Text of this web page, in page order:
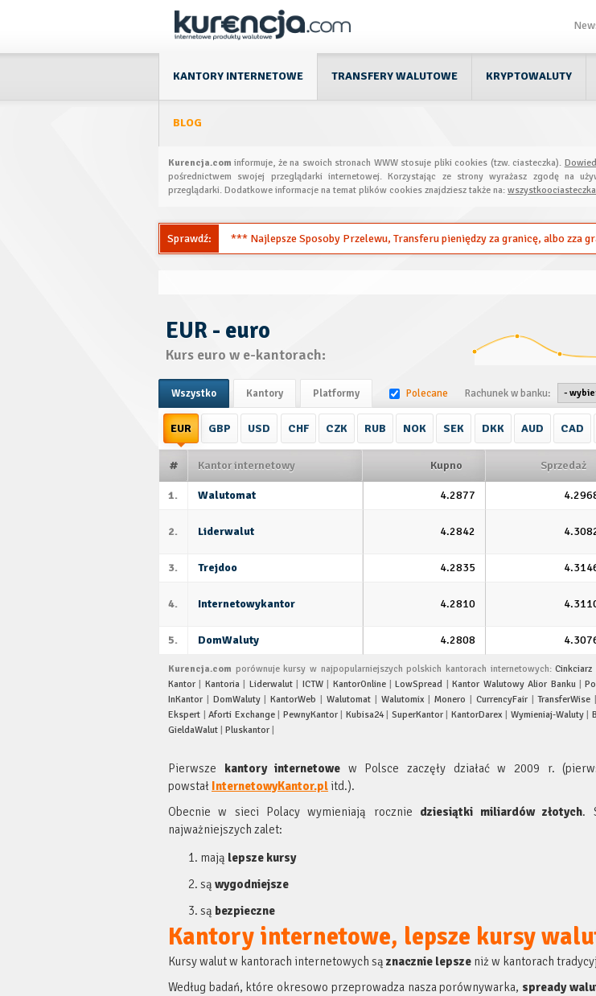
KANTORY INTERNETOWE TRANSFERY WALUTOWE KRYPTOWALUTY
BLOG
Kurencja.com informuje, że na swoich stronach WWW stosuje pliki cookies (tzw. ciasteczka).
pośrednictwem swojej przeglądarki internetowej. Korzystając ze strony wyrażasz zgodę na
przeglądarki. Dodatkowe informacje na temat plików cookies znajdziesz także na:
Sprawdź: *** Najlepsze Sposoby Przelewu, Transferu pieniędzy za granicę, albo zza
EUR - euro
Kurs euro w e-kantorach:
Wszystko Kantory Platformy Polecane Rachunek w banku:
EUR GBP USD CHF CZK RUB NOK SEK DKK AUD CAD
# Kantor internetowy Kupno Sprzedaż
1. Walutomat 4.2877
2. Liderwalut 4.2842
3. Trejdoo 4.2835
4. Internetowykantor 4.2810
5. DomWaluty 4.2808
Kurencja.com porównuje kursy w najpopularniejszych polskich kantorach internetowych:Cinkciarz
Kantor | Kantoria| Liderwalut| ICTW| KantorOnline|LowSpread |Kantor Walutowy Alior Banku|
InKantor | DomWaluty|KantorWeb | Walutomat| Walutomix |Monero | CurrencyFair|TransferWise
Ekspert | Aforti Exchange| PewnyKantor| Kubisa24| SuperKantor| KantorDarex | Wymieniaj-Waluty|
GieldaWalut | Pluskantor |
Pierwsze kantory internetowe w Polsce zaczęły działać w 2009 r.
powstał InternetowyKantor.pl itd.).
Obecnie w sieci Polacy wymieniają rocznie dziesiątki miliardów złotych.
najważniejszych zalet:
mają lepsze kursy
są wygodniejsze
są bezpieczne
Kantory internetowe, lepsze kursy
Kursy walut w kantorach internetowych są znacznie lepsze niż w kantorach
Według badań, które okresowo przeprowadza nasza porównywarka, spready